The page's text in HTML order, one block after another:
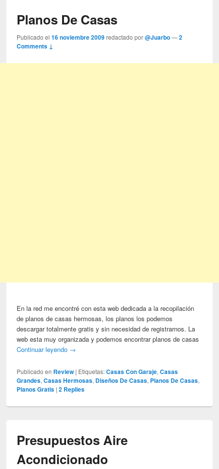
Planos De Casas
Publicado el16 noviembre 2009 redactado por@Juarbo —2
Comments ↓
En la red me encontré con esta web dedicada a la recopilación
de planos de casas hermosas, los planos los podemos
descargar totalmente gratis y sin necesidad de registrarnos. La
web esta muy organizada y podemos encontrar planos de casas
Continuar leyendo →
Publicado en Review | Etiquetas: Casas Con Garaje,Casas
Grandes,Casas Hermosas, Diseños De Casas, Planos De Casas,
Planos Gratis |2 Replies
Presupuestos Aire
Acondicionado